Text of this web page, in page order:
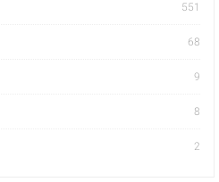
551
68
9
8
2